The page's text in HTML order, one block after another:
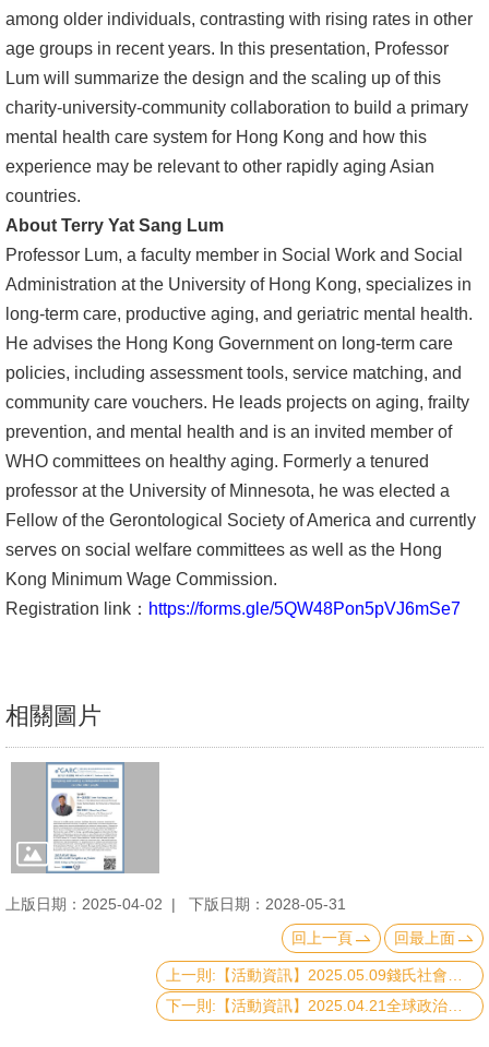
among older individuals, contrasting with rising rates in other
age groups in recent years. In this presentation, Professor
Lum will summarize the design and the scaling up of this
charity-university-community collaboration to build a primary
mental health care system for Hong Kong and how this
experience may be relevant to other rapidly aging Asian
countries.
About Terry Yat Sang Lum
Professor Lum, a faculty member in Social Work and Social
Administration at the University of Hong Kong, specializes in
long-term care, productive aging, and geriatric mental health.
He advises the Hong Kong Government on long-term care
policies, including assessment tools, service matching, and
community care vouchers. He leads projects on aging, frailty
prevention, and mental health and is an invited member of
WHO committees on healthy aging. Formerly a tenured
professor at the University of Minnesota, he was elected a
Fellow of the Gerontological Society of America and currently
serves on social welfare committees as well as the Hong
Kong Minimum Wage Commission.
Registration link： https://forms.gle/5QW48Pon5pVJ6mSe7
相關圖片
上版日期：2025-04-02
下版日期：2028-05-31
回上一頁
回最上面